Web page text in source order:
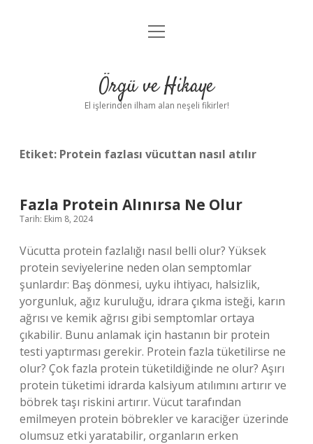
Anasayfa
Yasal Uyarı
menüyü
Örgü ve Hikaye
El işlerinden ilham alan neşeli fikirler!
Etiket: Protein fazlası vücuttan nasıl atılır
Fazla Protein Alınırsa Ne Olur
Tarih: Ekim 8, 2024
Vücutta protein fazlalığı nasıl belli olur? Yüksek
protein seviyelerine neden olan semptomlar
şunlardır: Baş dönmesi, uyku ihtiyacı, halsizlik,
yorgunluk, ağız kuruluğu, idrara çıkma isteği, karın
ağrısı ve kemik ağrısı gibi semptomlar ortaya
çıkabilir. Bunu anlamak için hastanın bir protein
testi yaptırması gerekir. Protein fazla tüketilirse ne
olur? Çok fazla protein tüketildiğinde ne olur? Aşırı
protein tüketimi idrarda kalsiyum atılımını artırır ve
böbrek taşı riskini artırır. Vücut tarafından
emilmeyen protein böbrekler ve karaciğer üzerinde
olumsuz etki yaratabilir, organların erken